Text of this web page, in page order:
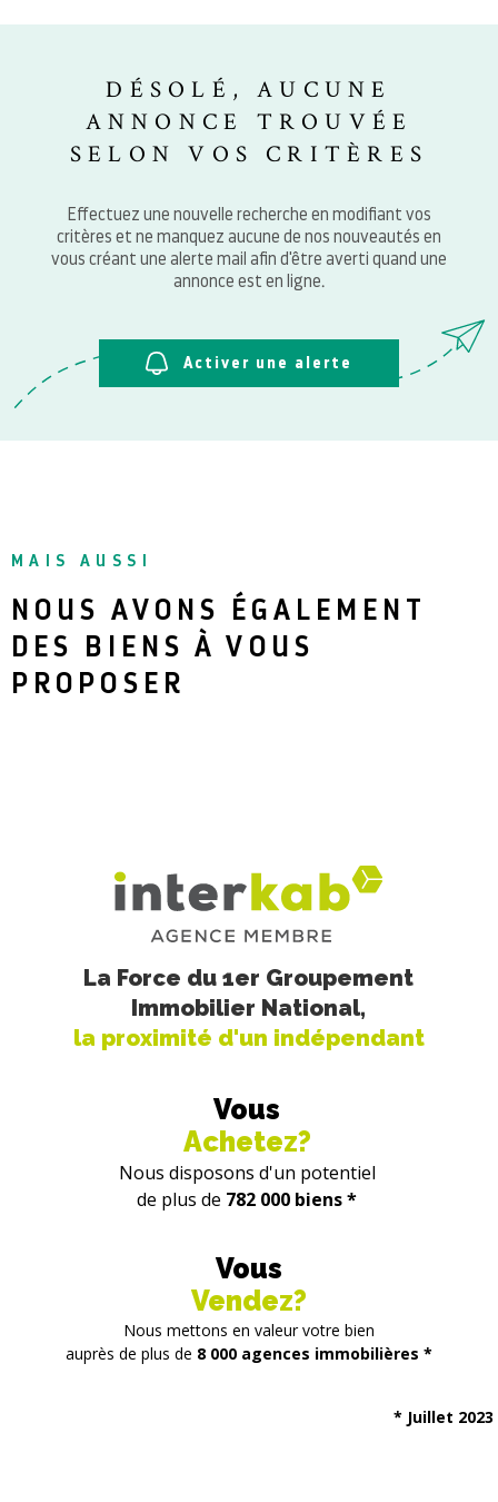
DÉSOLÉ, AUCUNE
ANNONCE TROUVÉE
SELON VOS CRITÈRES
Effectuez une nouvelle recherche en modifiant vos
critères et ne manquez aucune de nos nouveautés en
vous créant une alerte mail afin d'être averti quand une
annonce est en ligne.
Activer une alerte
MAIS AUSSI
NOUS AVONS ÉGALEMENT
DES BIENS À VOUS
PROPOSER
La Force du 1er Groupement
Immobilier National,
la proximité d'un indépendant
Vous
Achetez?
Nous disposons d'un potentiel
de plus de 782 000 biens *
Vous
Vendez?
Nous mettons en valeur votre bien
auprès de plus de 8 000 agences immobilières *
* Juillet 2023
PIÈCES
RÉFÉRENCE